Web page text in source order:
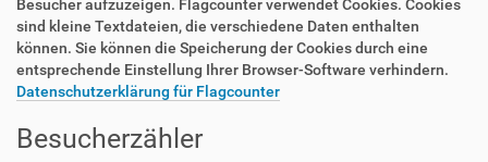
Besucher aufzuzeigen. Flagcounter verwendet Cookies. Cookies
sind kleine Textdateien, die verschiedene Daten enthalten
können. Sie können die Speicherung der Cookies durch eine
entsprechende Einstellung Ihrer Browser-Software verhindern.
Datenschutzerklärung für Flagcounter
Besucherzähler